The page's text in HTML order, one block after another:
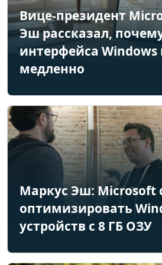
Вице-президент
Эш рассказал,
интерфейса Windows
медленно
Маркус Эш: Microsoft
оптимизировать
устройств с 8 ГБ ОЗУ